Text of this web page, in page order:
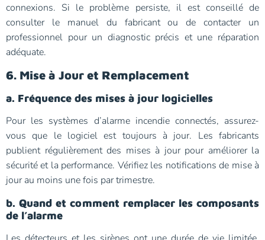
connexions. Si le problème persiste, il est conseillé de
consulter le manuel du fabricant ou de contacter un
professionnel pour un diagnostic précis et une réparation
adéquate.
6. Mise à Jour et Remplacement
a. Fréquence des mises à jour logicielles
Pour les systèmes d’alarme incendie connectés, assurez-
vous que le logiciel est toujours à jour. Les fabricants
publient régulièrement des mises à jour pour améliorer la
sécurité et la performance. Vérifiez les notifications de mise à
jour au moins une fois par trimestre.
b. Quand et comment remplacer les composants
de l’alarme